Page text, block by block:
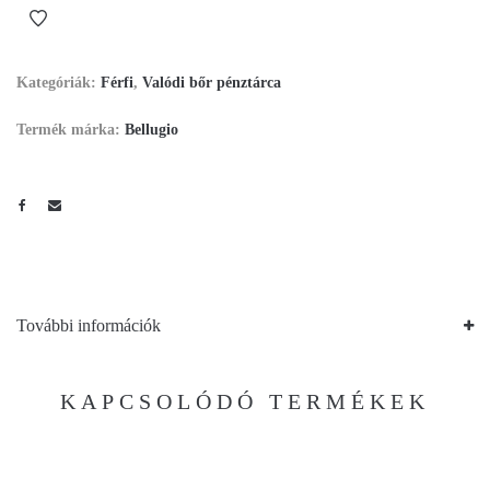
Kategóriák: Férfi, Valódi bőr pénztárca
Termék márka: Bellugio
További információk
KAPCSOLÓDÓ TERMÉKEK